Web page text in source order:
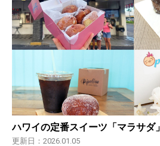
ハワイの定番スイーツ「マラサダ
更新日：2026.01.05